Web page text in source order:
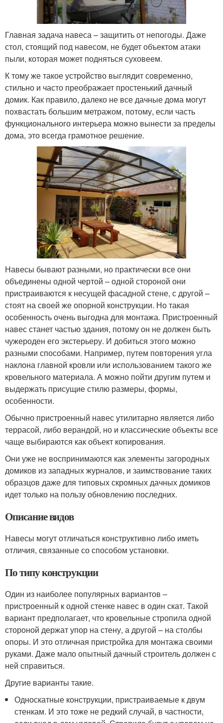
Главная задача навеса – защитить от непогоды. Даже
стол, стоящий под навесом, не будет объектом атаки
пыли, которая может подняться суховеем.
К тому же такое устройство выглядит современно,
стильно и часто преображает простенький дачный
домик. Как правило, далеко не все дачные дома могут
похвастать большим метражом, потому, если часть
функционального интерьера можно вынести за пределы
дома, это всегда грамотное решение.
Навесы бывают разными, но практически все они
объединены одной чертой – одной стороной они
пристраиваются к несущей фасадной стене, с другой –
стоят на своей же опорной конструкции. Но такая
особенность очень выгодна для монтажа. Пристроенный
навес станет частью здания, потому он не должен быть
чужероден его экстерьеру. И добиться этого можно
разными способами. Например, путем повторения угла
наклона главной кровли или использованием такого же
кровельного материала. А можно пойти другим путем и
выдержать присущие стилю размеры, формы,
особенности.
Обычно пристроенный навес утилитарно является либо
террасой, либо верандой, но и классические объекты все
чаще выбираются как объект копирования.
Они уже не воспринимаются как элементы загородных
домиков из западных журналов, и заимствование таких
образцов даже для типовых скромных дачных домиков
идет только на пользу обновлению последних.
Описание видов
Навесы могут отличаться конструктивно либо иметь
отличия, связанные со способом установки.
По типу конструкции
Один из наиболее популярных вариантов –
пристроенный к одной стенке навес в один скат. Такой
вариант предполагает, что кровельные стропила одной
стороной держат упор на стену, а другой – на столбы
опоры. И это отличная пристройка для монтажа своими
руками. Даже мало опытный дачный строитель должен с
ней справиться.
Другие варианты такие.
Односкатные конструкции, пристраиваемые к двум
стенкам. И это тоже не редкий случай, в частности,